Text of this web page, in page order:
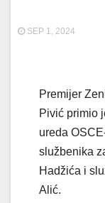
SEP 1, 2024
Premijer
Pivić primio
ureda
službenika
Hadžića i
Alić.